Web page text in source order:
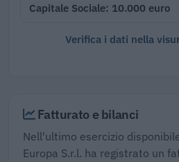
Capitale Sociale 10.000 euro
Verifica i dati nella
Fatturato e bilanci
Nell'ultimo esercizio
Europa S.r.l. ha registrato un